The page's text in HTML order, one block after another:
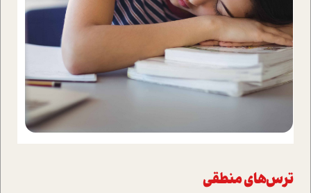
ترس‌های منطقی